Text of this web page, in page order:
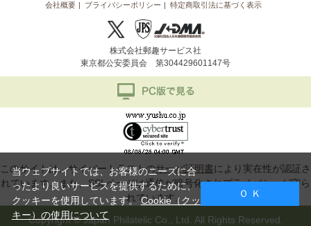
会社概要 プライバシーポリシー 特定商取引法に基づく表示
株式会社郵趣サービス社
東京都公安委員会 第304429601147号
このサイトは、サイバートラストのサーバ証明書により実在性が認証さ
れています。また、SSLページは通信が暗号化されプライバシーが守ら
れています。
Copyright © Japan Philatelic Co., Ltd. All Rights Reserved.
当ウェブサイトでは、お客様のニーズに合
ったより良いサービスを提供するために、
クッキーを使用しています。Cookie（クッ
キー）の使用について
Ｏ Ｋ